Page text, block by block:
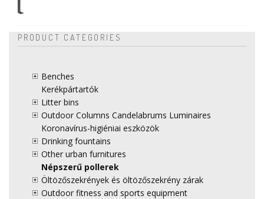
PRODUCT CATEGORIES
Benches
Kerékpártartók
Litter bins
Outdoor Columns Candelabrums Luminaires
Koronavírus-higiéniai eszközök
Drinking fountains
Other urban furnitures
Népszerű pollerek
Öltözőszekrények és öltözőszekrény zárak
Outdoor fitness and sports equipment